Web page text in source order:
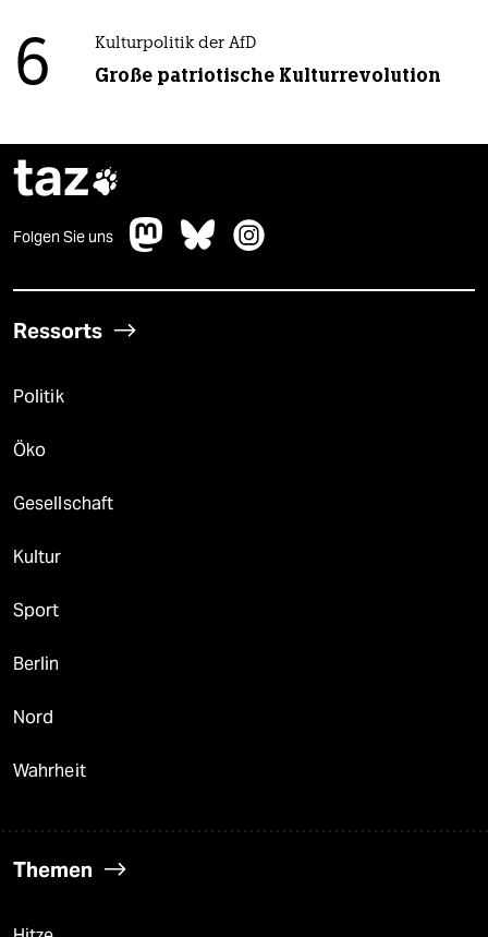
6 Kulturpolitik der AfD
Große patriotische Kulturrevolution
taz
Folgen Sie uns
Ressorts
Politik
Öko
Gesellschaft
Kultur
Sport
Berlin
Nord
Wahrheit
Themen